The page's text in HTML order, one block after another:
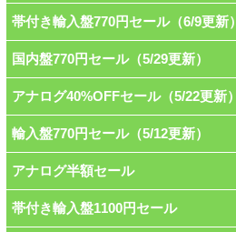
帯付き輸入盤770円セール（6/9更新）
国内盤770円セール（5/29更新）
アナログ40%OFFセール（5/22更新）
輸入盤770円セール（5/12更新）
アナログ半額セール
帯付き輸入盤1100円セール